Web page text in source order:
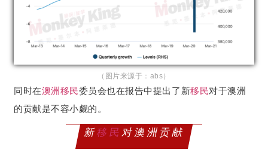
（图片来源于：abs）
同时在澳洲移民委员会也在报告中提出了新移民对于澳洲
的贡献是不容小觑的。
新移民对澳洲贡献